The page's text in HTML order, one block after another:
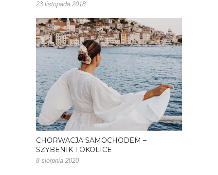
23 listopada 2018
CHORWACJA SAMOCHODEM –
SZYBENIK I OKOLICE
8 sierpnia 2020